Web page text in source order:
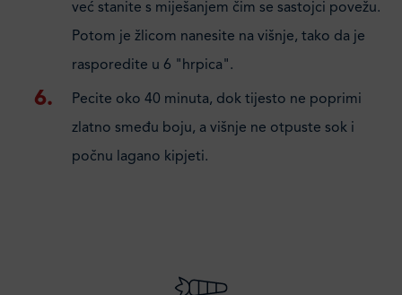
već stanite s miješanjem čim se sastojci povežu.
Potom je žlicom nanesite na višnje, tako da je
rasporedite u 6 "hrpica".
Pecite oko 40 minuta, dok tijesto ne poprimi
zlatno smeđu boju, a višnje ne otpuste sok i
počnu lagano kipjeti.